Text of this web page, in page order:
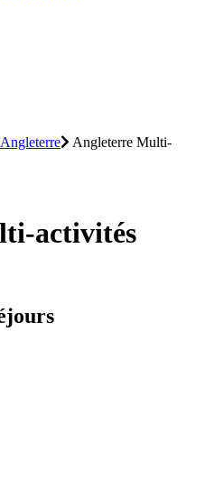
Angleterre Multi-
activités